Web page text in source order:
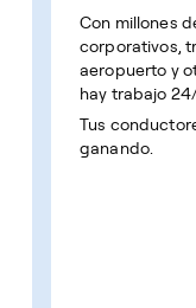
Con millones
corporativos,
aeropuerto y
hay trabajo
Tus
ganando.